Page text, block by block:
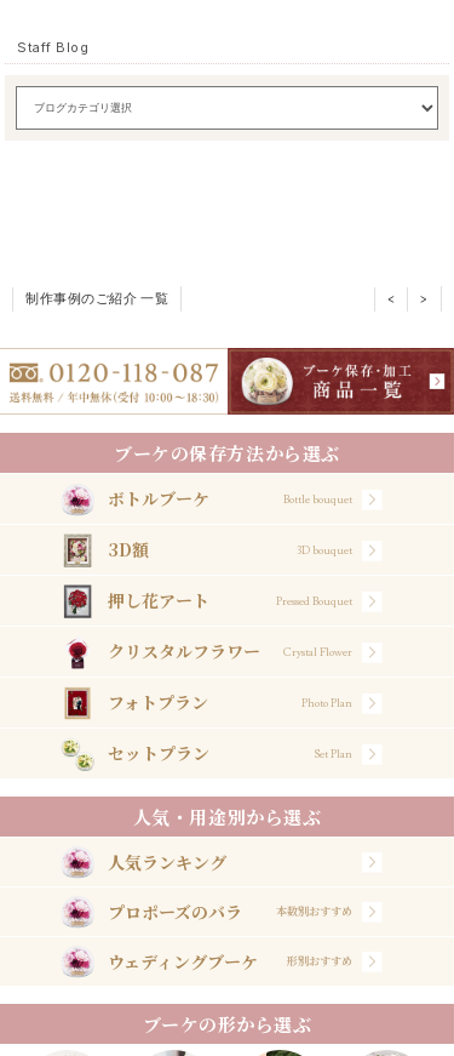
Staff Blog
制作事例のご紹介 一覧 < >
ブーケの保存方法から選ぶ
ボトルブーケ Bottle bouquet
3D額 3D bouquet
押し花アート Pressed Bouquet
クリスタルフラワー Crystal Flower
フォトプラン Photo Plan
セットプラン Set Plan
人気・用途別から選ぶ
人気ランキング
プロポーズのバラ 本数別おすすめ
ウェディングブーケ 形別おすすめ
ブーケの形から選ぶ